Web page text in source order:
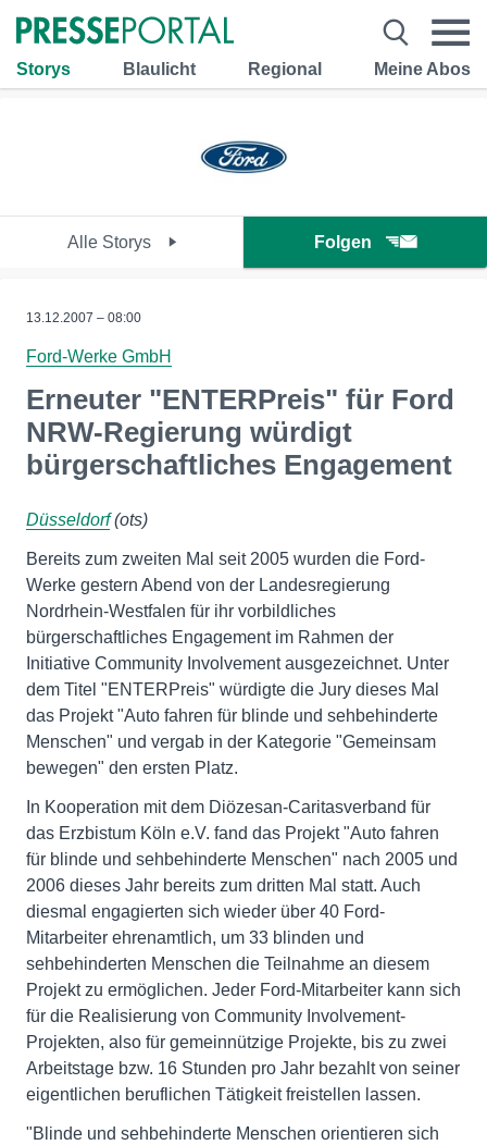
Storys Blaulicht Regional Meine Abos
Alle Storys Folgen
13.12.2007 – 08:00
Ford-Werke GmbH
Erneuter "ENTERPreis" für Ford
NRW-Regierung würdigt
bürgerschaftliches Engagement
Düsseldorf(ots)
Bereits zum zweiten Mal seit 2005 wurden die Ford-
Werke gestern Abend von der Landesregierung
Nordrhein-Westfalen für ihr vorbildliches
bürgerschaftliches Engagement im Rahmen der
Initiative Community Involvement ausgezeichnet. Unter
dem Titel "ENTERPreis" würdigte die Jury dieses Mal
das Projekt "Auto fahren für blinde und sehbehinderte
Menschen" und vergab in der Kategorie "Gemeinsam
bewegen" den ersten Platz.
In Kooperation mit dem Diözesan-Caritasverband für
das Erzbistum Köln e.V. fand das Projekt "Auto fahren
für blinde und sehbehinderte Menschen" nach 2005 und
2006 dieses Jahr bereits zum dritten Mal statt. Auch
diesmal engagierten sich wieder über 40 Ford-
Mitarbeiter ehrenamtlich, um 33 blinden und
sehbehinderten Menschen die Teilnahme an diesem
Projekt zu ermöglichen. Jeder Ford-Mitarbeiter kann sich
für die Realisierung von Community Involvement-
Projekten, also für gemeinnützige Projekte, bis zu zwei
Arbeitstage bzw. 16 Stunden pro Jahr bezahlt von seiner
eigentlichen beruflichen Tätigkeit freistellen lassen.
"Blinde und sehbehinderte Menschen orientieren sich